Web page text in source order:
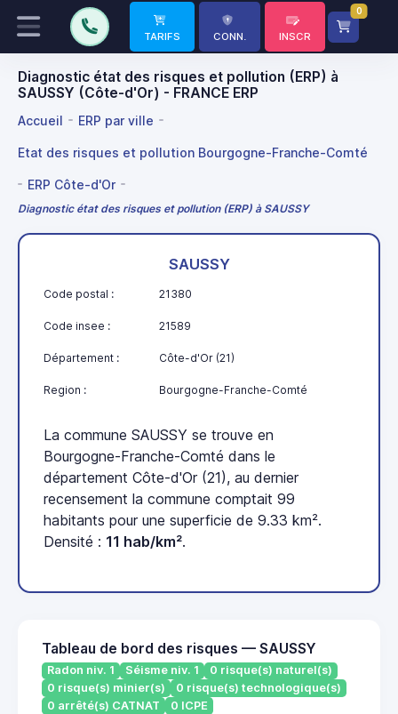
TARIFS CONN. INSCR
0
Diagnostic état des risques et pollution (ERP) à
SAUSSY (Côte-d'Or) - FRANCE ERP
Accueil ERP par ville
Etat des risques et pollution Bourgogne-Franche-Comté
ERP Côte-d'Or
Diagnostic état des risques et pollution (ERP) à SAUSSY
SAUSSY
Code postal : 21380
Code insee : 21589
Département : Côte-d'Or (21)
Region : Bourgogne-Franche-Comté
La commune SAUSSY se trouve en
Bourgogne-Franche-Comté dans le
département Côte-d'Or (21), au dernier
recensement la commune comptait 99
habitants pour une superficie de 9.33 km².
Densité : 11 hab/km².
Tableau de bord des risques — SAUSSY
Radon niv. 1 Séisme niv. 1
0 risque(s) naturel(s)
0 risque(s) minier(s)
0 risque(s) technologique(s)
0 arrêté(s) CATNAT
0 ICPE